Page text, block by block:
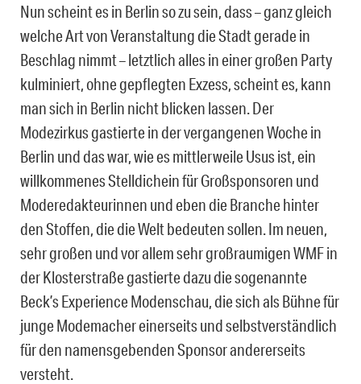
Nun scheint es in Berlin so zu sein, dass – ganz gleich
welche Art von Veranstaltung die Stadt gerade in
Beschlag nimmt – letztlich alles in einer großen Party
kulminiert, ohne gepflegten Exzess, scheint es, kann
man sich in Berlin nicht blicken lassen. Der
Modezirkus gastierte in der vergangenen Woche in
Berlin und das war, wie es mittlerweile Usus ist, ein
willkommenes Stelldichein für Großsponsoren und
Moderedakteurinnen und eben die Branche hinter
den Stoffen, die die Welt bedeuten sollen. Im neuen,
sehr großen und vor allem sehr großraumigen WMF in
der Klosterstraße gastierte dazu die sogenannte
Beck’s Experience Modenschau, die sich als Bühne für
junge Modemacher einerseits und selbstverständlich
für den namensgebenden Sponsor andererseits
versteht.